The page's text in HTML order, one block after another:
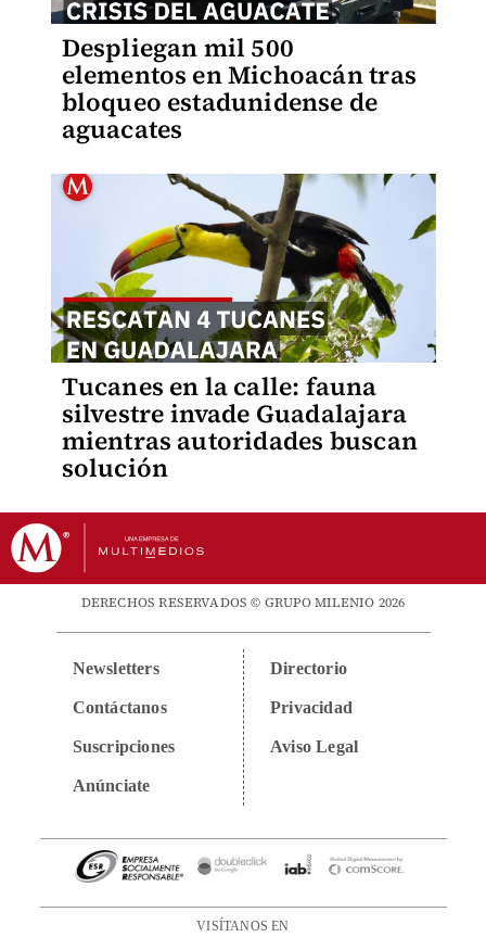
Despliegan mil 500
elementos en Michoacán tras
bloqueo estadunidense de
aguacates
Tucanes en la calle: fauna
silvestre invade Guadalajara
mientras autoridades buscan
solución
DERECHOS RESERVADOS © GRUPO MILENIO 2026
Newsletters
Contáctanos
Suscripciones
Anúnciate
Directorio
Privacidad
Aviso Legal
VISÍTANOS EN